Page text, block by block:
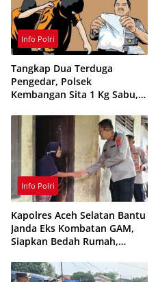
Info Polri
Tangkap Dua Terduga
Pengedar, Polsek
Kembangan Sita 1 Kg Sabu,
Ribu Butir Obat Keras
Info Polri
Kapolres Aceh Selatan Bantu
Janda Eks Kombatan GAM,
Siapkan Bedah Rumah,
Usaha